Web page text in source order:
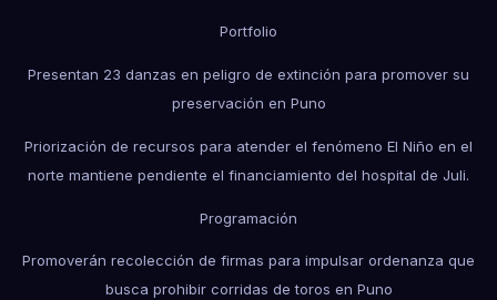
Portfolio
Presentan 23 danzas en peligro de extinción para promover su
preservación en Puno
Priorización de recursos para atender el fenómeno El Niño en el
norte mantiene pendiente el financiamiento del hospital de Juli.
Programación
Promoverán recolección de firmas para impulsar ordenanza que
busca prohibir corridas de toros en Puno